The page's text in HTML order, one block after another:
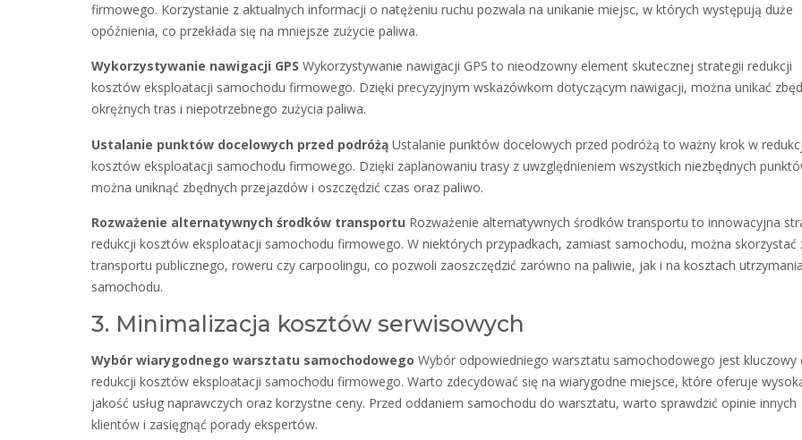
firmowego. Korzystanie z aktualnych informacji o natężeniu ruchu pozwala na unikanie miejsc, w których występują duże
opóźnienia, co przekłada się na mniejsze zużycie paliwa.
Wykorzystywanie nawigacji GPS Wykorzystywanie nawigacji GPS to nieodzowny element skutecznej strategii redukcji
kosztów eksploatacji samochodu firmowego. Dzięki precyzyjnym wskazówkom dotyczącym nawigacji, można unikać
okrężnych tras i niepotrzebnego zużycia paliwa.
Ustalanie punktów docelowych przed podróżą Ustalanie punktów docelowych przed podróżą to ważny krok w
kosztów eksploatacji samochodu firmowego. Dzięki zaplanowaniu trasy z uwzględnieniem wszystkich niezbędnych
można uniknąć zbędnych przejazdów i oszczędzić czas oraz paliwo.
Rozważenie alternatywnych środków transportu Rozważenie alternatywnych środków transportu to innowacyjna
redukcji kosztów eksploatacji samochodu firmowego. W niektórych przypadkach, zamiast samochodu, można skorzystać
transportu publicznego, roweru czy carpoolingu, co pozwoli zaoszczędzić zarówno na paliwie, jak i na kosztach utrzymania
samochodu.
3. Minimalizacja kosztów serwisowych
Wybór wiarygodnego warsztatu samochodowego Wybór odpowiedniego warsztatu samochodowego jest kluczowy
redukcji kosztów eksploatacji samochodu firmowego. Warto zdecydować się na wiarygodne miejsce, które oferuje
jakość usług naprawczych oraz korzystne ceny. Przed oddaniem samochodu do warsztatu, warto sprawdzić opinie innych
klientów i zasięgnąć porady ekspertów.